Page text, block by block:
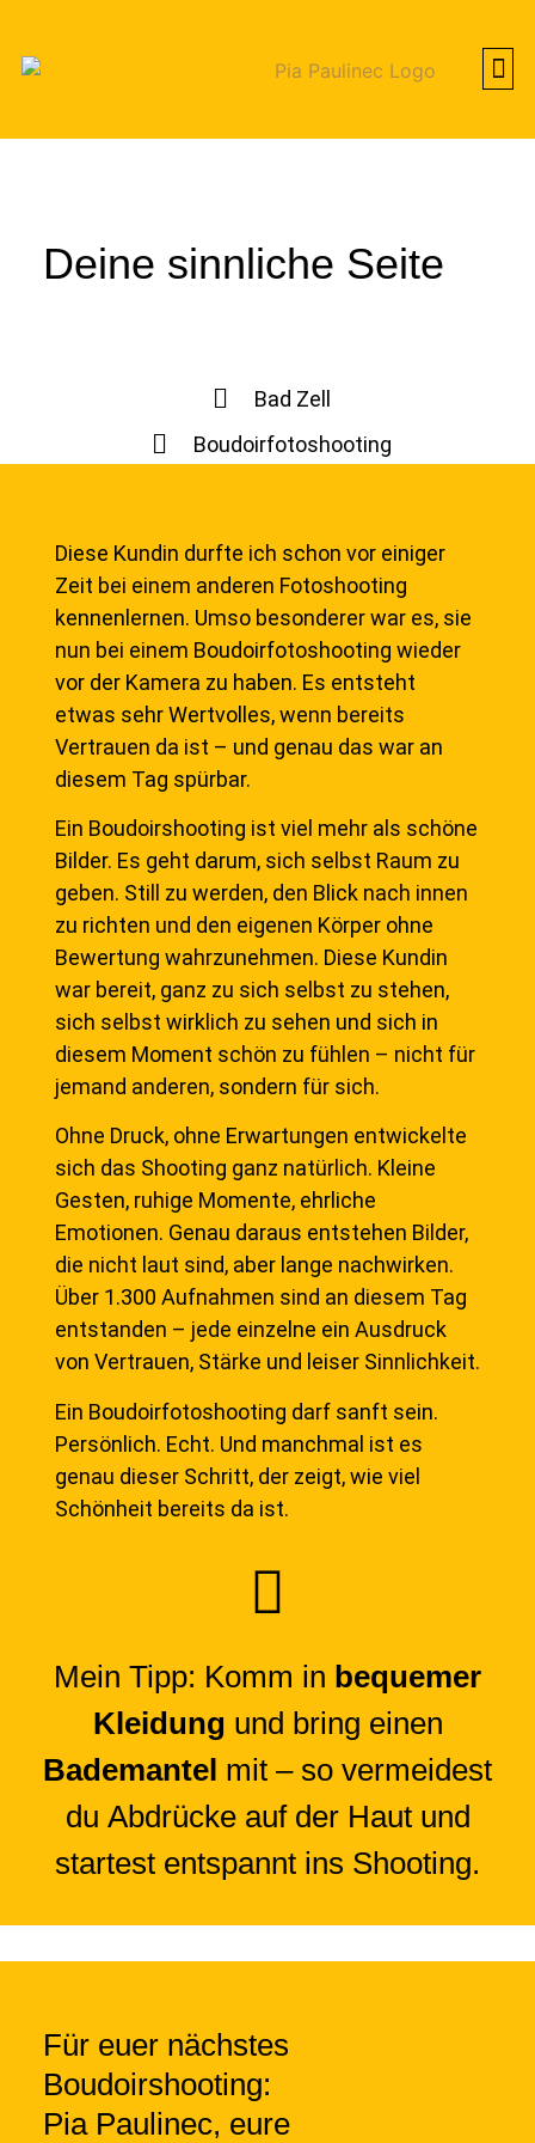
Deine sinnliche Seite
Bad Zell
Boudoirfotoshooting
Diese Kundin durfte ich schon vor einiger
Zeit bei einem anderen Fotoshooting
kennenlernen. Umso besonderer war es, sie
nun bei einem Boudoirfotoshooting wieder
vor der Kamera zu haben. Es entsteht
etwas sehr Wertvolles, wenn bereits
Vertrauen da ist – und genau das war an
diesem Tag spürbar.
Ein Boudoirshooting ist viel mehr als schöne
Bilder. Es geht darum, sich selbst Raum zu
geben. Still zu werden, den Blick nach innen
zu richten und den eigenen Körper ohne
Bewertung wahrzunehmen. Diese Kundin
war bereit, ganz zu sich selbst zu stehen,
sich selbst wirklich zu sehen und sich in
diesem Moment schön zu fühlen – nicht für
jemand anderen, sondern für sich.
Ohne Druck, ohne Erwartungen entwickelte
sich das Shooting ganz natürlich. Kleine
Gesten, ruhige Momente, ehrliche
Emotionen. Genau daraus entstehen Bilder,
die nicht laut sind, aber lange nachwirken.
Über 1.300 Aufnahmen sind an diesem Tag
entstanden – jede einzelne ein Ausdruck
von Vertrauen, Stärke und leiser Sinnlichkeit.
Ein Boudoirfotoshooting darf sanft sein.
Persönlich. Echt. Und manchmal ist es
genau dieser Schritt, der zeigt, wie viel
Schönheit bereits da ist.
Mein Tipp: Komm in bequemer
Kleidung und bring einen
Bademantel mit – so vermeidest
du Abdrücke auf der Haut und
startest entspannt ins Shooting.
Für euer nächstes
Boudoirshooting:
Pia Paulinec, eure